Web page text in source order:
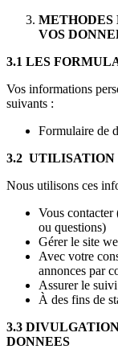
VOS
3.1 LES
Vos informations
suivants :
Formulaire de
3.2 UTILISATION
Nous utilisons ces
Vous contacter
ou questions)
Gérer le site
Avec votre
annonces par
Assurer le
À des fins de
3.3
DONNEES